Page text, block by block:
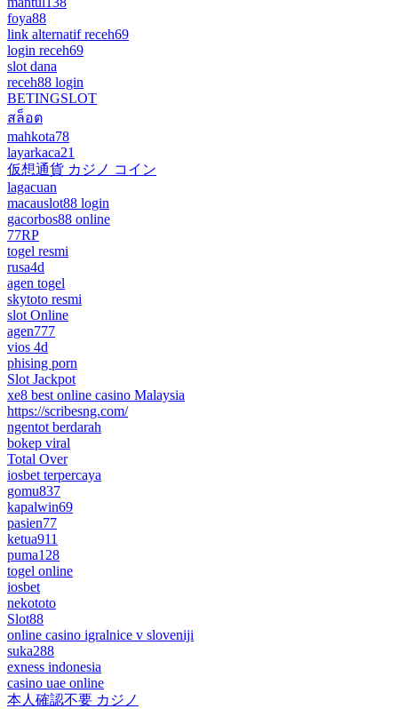
foya88
link alternatif receh69
login receh69
slot dana
receh88 login
BETINGSLOT
สล็อต
mahkota78
layarkaca21
仮想通貨 カジノ コイン
lagacuan
macauslot88 login
gacorbos88 online
77RP
togel resmi
rusa4d
agen togel
skytoto resmi
slot Online
agen777
vios 4d
phising porn
Slot Jackpot
xe8 best online casino Malaysia
https://scribesng.com/
ngentot berdarah
bokep viral
Total Over
iosbet terpercaya
gomu837
kapalwin69
pasien77
ketua911
puma128
togel online
iosbet
nekototo
Slot88
online casino igralnice v sloveniji
suka288
exness indonesia
casino uae online
本人確認不要 カジノ